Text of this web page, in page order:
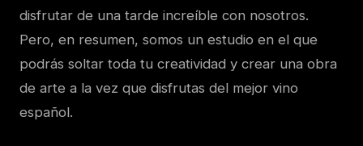
disfrutar de una tarde increíble con nosotros.
Pero, en resumen, somos un estudio en el que
podrás soltar toda tu creatividad y crear una obra
de arte a la vez que disfrutas del mejor vino
español.